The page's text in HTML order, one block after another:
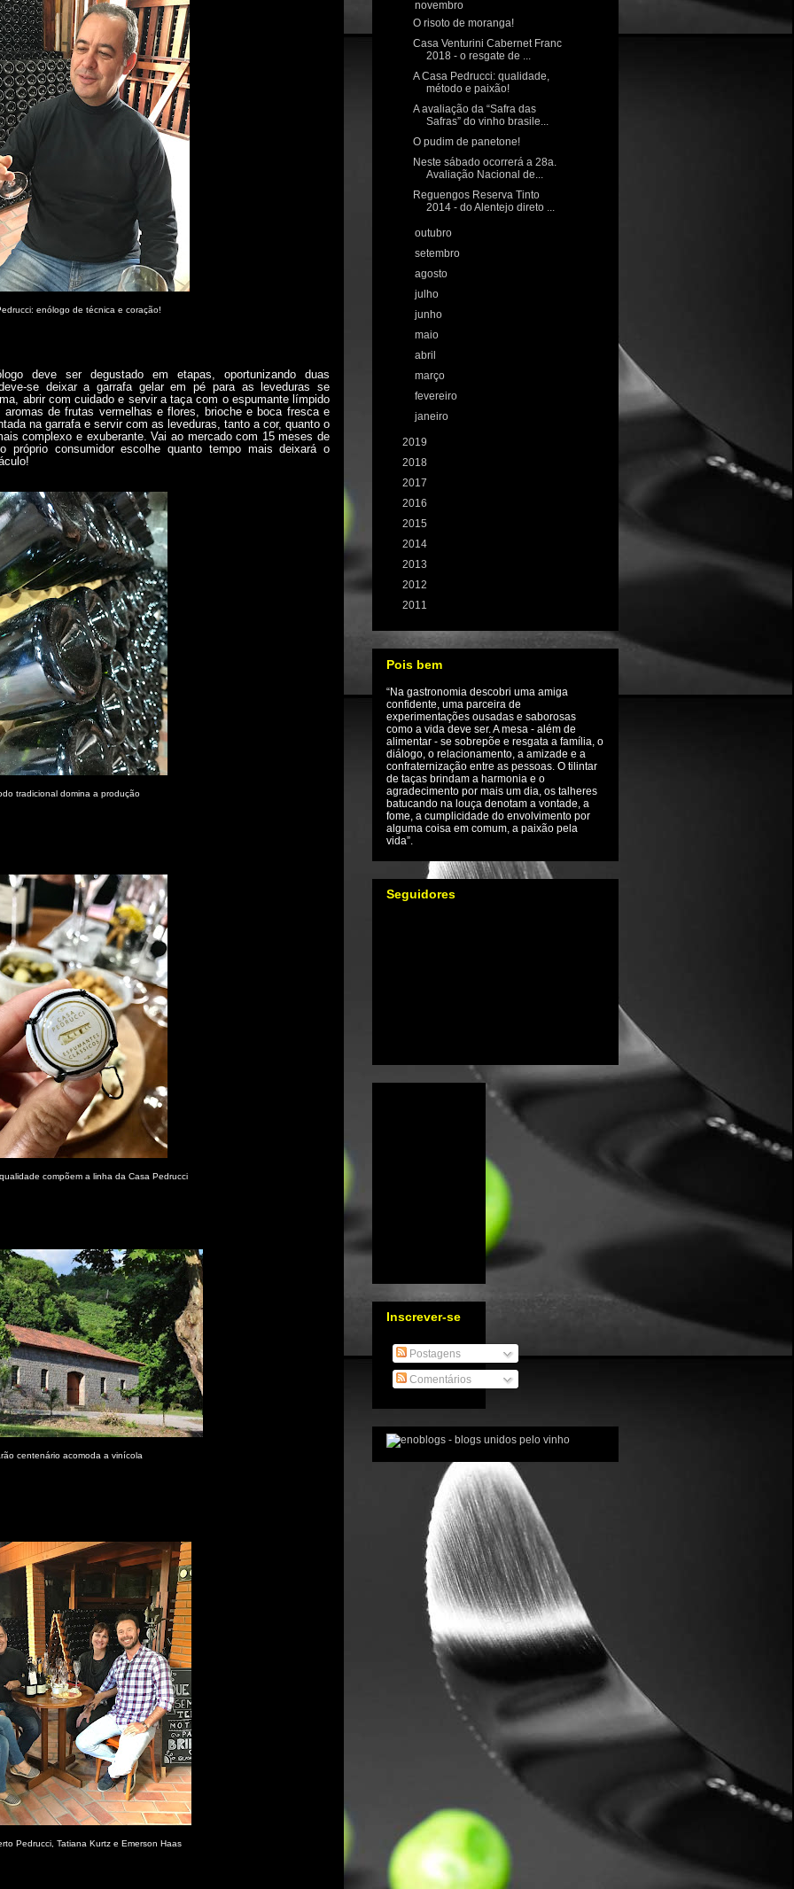
enólogo de técnica e coração!
deve ser degustado em etapas, oportunizando duas
se deixar a garrafa gelar em pé para as leveduras se
abrir com cuidado e servir a taça com o espumante límpido
de frutas vermelhas e flores, brioche e boca fresca e
na garrafa e servir com as leveduras, tanto a cor, quanto o
complexo e exuberante. Vai ao mercado com 15 meses de
consumidor escolhe quanto tempo mais deixará o
tradicional domina a produção
compõem a linha da Casa Pedrucci
centenário acomoda a vinícola
Pedrucci, Tatiana Kurtz e Emerson Haas
▼novembro
O risoto de moranga!
Casa Venturini Cabernet Franc
2018 - o resgate de ...
A Casa Pedrucci: qualidade,
método e paixão!
A avaliação da “Safra das
Safras” do vinho brasile...
O pudim de panetone!
Neste sábado ocorrerá a 28a.
Avaliação Nacional de...
Reguengos Reserva Tinto
2014 - do Alentejo direto ...
►outubro
►setembro
►agosto
►julho
►junho
►maio
►abril
►março
►fevereiro
►janeiro
2019
2018
2017
2016
2015
2014
2013
2012
2011
Pois bem
“Na gastronomia descobri uma amiga
confidente, uma parceira de
experimentações ousadas e saborosas
como a vida deve ser. A mesa - além de
alimentar - se sobrepõe e resgata a família, o
diálogo, o relacionamento, a amizade e a
confraternização entre as pessoas. O tilintar
de taças brindam a harmonia e o
agradecimento por mais um dia, os talheres
batucando na louça denotam a vontade, a
fome, a cumplicidade do envolvimento por
alguma coisa em comum, a paixão pela
vida”.
Seguidores
Inscrever-se
Postagens
Comentários